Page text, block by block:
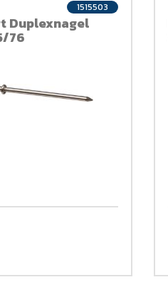
Duplexnagel
76
1515503